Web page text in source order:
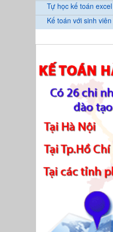
Tự học kế toán excel
Kế toán với sinh viên